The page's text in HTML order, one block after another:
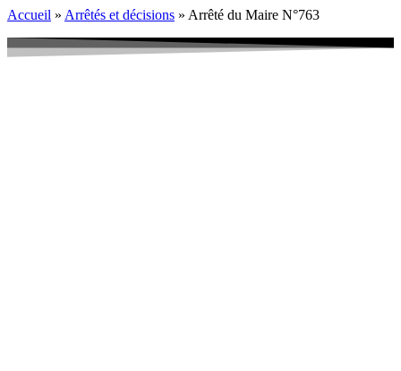
Accueil » Arrêtés et décisions » Arrêté du Maire N°763